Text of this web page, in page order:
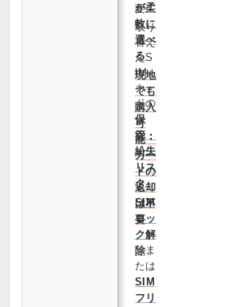
が柔
軟に
選べ
る
現地
でも
購入
可
能・
カー
ドの
返却
は不
要
要
取り
替え
たS
IM
カー
ドの
保
管・
紛失
リス
ク
SIM
ロッ
ク解
除ま
たは
SIM
フリ